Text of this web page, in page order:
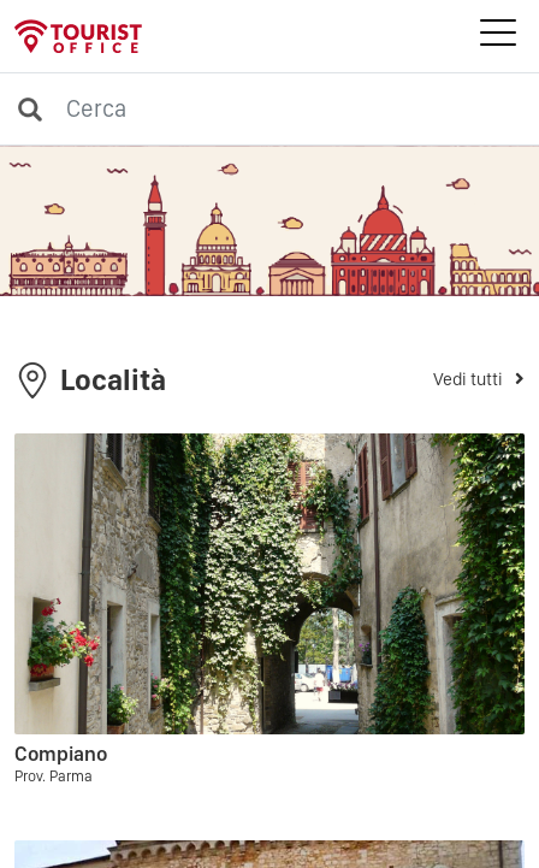
Località Vedi tutti
Compiano
Prov. Parma